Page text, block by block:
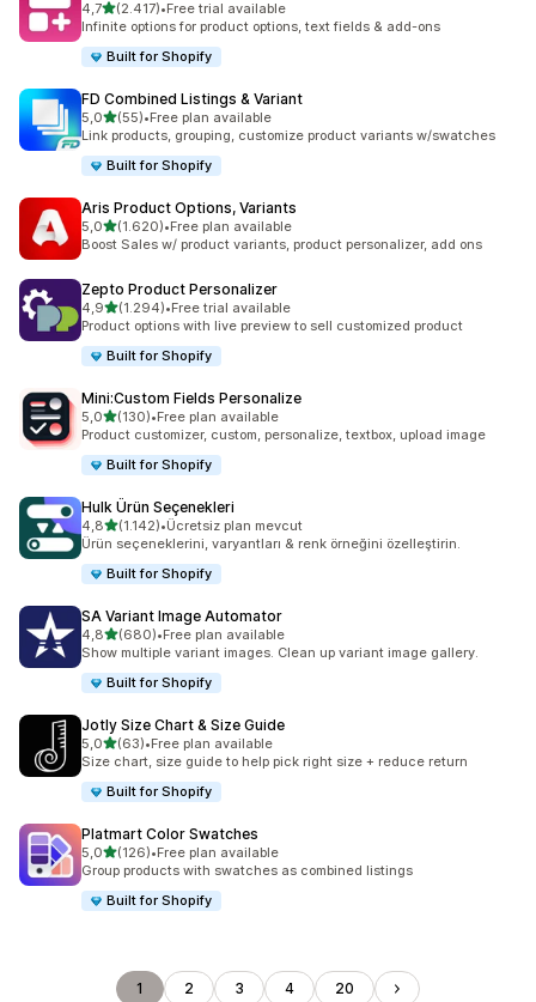
4,75 yıldız üzerinden
(2.417)
toplam 2417 değerlendirme
•Free trial available
Infinite options for product options, text fields & add-ons
Built for Shopify
FD Combined Listings & Variant
5,05 yıldız üzerinden
(55)
toplam 55 değerlendirme
•Free plan available
Link products, grouping, customize product variants w/swatches
Built for Shopify
Aris Product Options, Variants
5,05 yıldız üzerinden
(1.620)
toplam 1620 değerlendirme
•Free plan available
Boost Sales w/ product variants, product personalizer, add ons
Zepto Product Personalizer
4,95 yıldız üzerinden
(1.294)
toplam 1294 değerlendirme
•Free trial available
Product options with live preview to sell customized product
Built for Shopify
Mini:Custom Fields Personalize
5,05 yıldız üzerinden
(130)
toplam 130 değerlendirme
•Free plan available
Product customizer, custom, personalize, textbox, upload image
Built for Shopify
Hulk Ürün Seçenekleri
4,85 yıldız üzerinden
(1.142)
toplam 1142 değerlendirme
•Ücretsiz plan mevcut
Ürün seçeneklerini, varyantları & renk örneğini özelleştirin.
Built for Shopify
SA Variant Image Automator
4,85 yıldız üzerinden
(680)
toplam 680 değerlendirme
•Free plan available
Show multiple variant images. Clean up variant image gallery.
Built for Shopify
Jotly Size Chart & Size Guide
5,05 yıldız üzerinden
(63)
toplam 63 değerlendirme
•Free plan available
Size chart, size guide to help pick right size + reduce return
Built for Shopify
Platmart Color Swatches
5,05 yıldız üzerinden
(126)
toplam 126 değerlendirme
•Free plan available
Group products with swatches as combined listings
Built for Shopify
1 2 3 4 20